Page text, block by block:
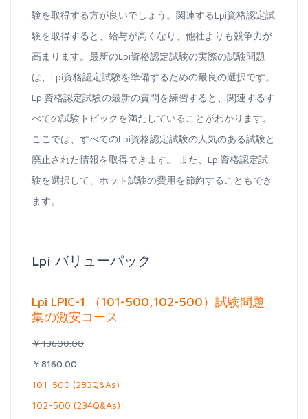
験を取得する方が良いでしょう。関連するLpi資格認定試
験を取得すると、給与が高くなり、他社よりも競争力が
高まります。最新のLpi資格認定試験の実際の試験問題
は、Lpi資格認定試験を準備するための最良の選択です。
Lpi資格認定試験の最新の質問を練習すると、関連するす
べての試験トピックを満たしていることがわかります。
ここでは、すべてのLpi資格認定試験の人気のある試験と
廃止された情報を取得できます。 また、Lpi資格認定試
験を選択して、ホット試験の費用を節約することもでき
ます。
Lpi バリューパック
Lpi LPIC-1 （101-500,102-500）試験問題
集の激安コース
￥13600.00
￥8160.00
101-500 (283Q&As)
102-500 (234Q&As)